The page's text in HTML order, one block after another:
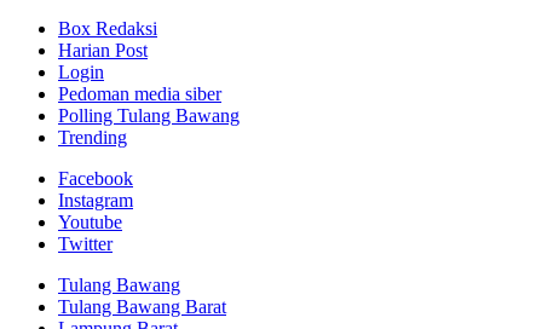
Box Redaksi
Harian Post
Login
Pedoman media siber
Polling Tulang Bawang
Trending
Facebook
Instagram
Youtube
Twitter
Tulang Bawang
Tulang Bawang Barat